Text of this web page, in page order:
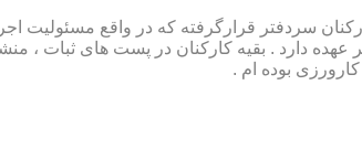
رأس کارکنان سردفتر قرارگرفته که در واقع
عهده دارد . بقیه کارکنان در پست های ثبات ،
بوده ام .